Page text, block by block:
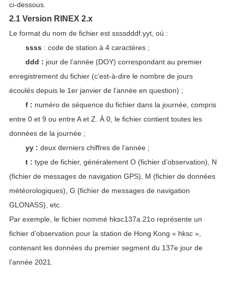
ci-dessous.
2.1 Version RINEX 2.x
Le format du nom de fichier est ssssdddf.yyt, où :
ssss : code de station à 4 caractères ;
ddd : jour de l’année (DOY) correspondant au premier
enregistrement du fichier (c’est-à-dire le nombre de jours
écoulés depuis le 1er janvier de l’année en question) ;
f : numéro de séquence du fichier dans la journée, compris
entre 0 et 9 ou entre A et Z. À 0, le fichier contient toutes les
données de la journée ;
yy : deux derniers chiffres de l’année ;
t : type de fichier, généralement O (fichier d’observation), N
(fichier de messages de navigation GPS), M (fichier de données
météorologiques), G (fichier de messages de navigation
GLONASS), etc.
Par exemple, le fichier nommé hksc137a.21o représente un
fichier d’observation pour la station de Hong Kong « hksc »,
contenant les données du premier segment du 137e jour de
l’année 2021.